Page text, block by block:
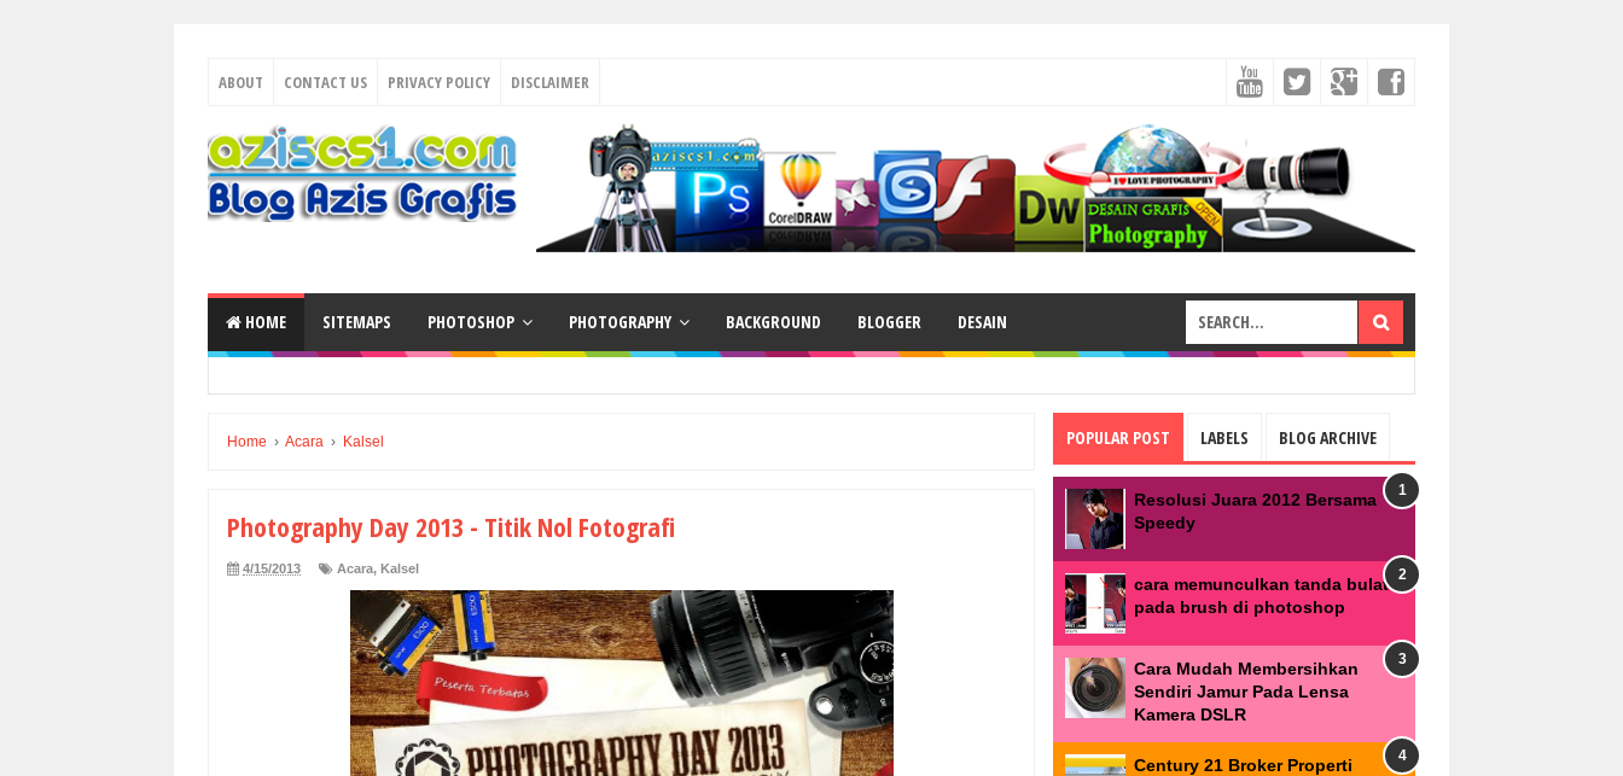
ABOUT CONTACT US PRIVACY POLICY DISCLAIMER
HOME SITEMAPS PHOTOSHOP PHOTOGRAPHY BACKGROUND BLOGGER DESAIN
Home › Acara › Kalsel
Photography Day 2013 - Titik Nol Fotografi
4/15/2013 Acara, Kalsel
POPULAR POST LABELS BLOG ARCHIVE
Resolusi Juara 2012 Bersama
Speedy
cara memunculkan tanda bulat
pada brush di photoshop
Cara Mudah Membersihkan
Sendiri Jamur Pada Lensa
Kamera DSLR
Century 21 Broker Properti